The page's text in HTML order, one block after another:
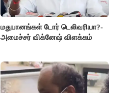
மதுபானங்கள் டோர் டெலிவரியா?-
அமைச்சர் விக்னேஷ் விளக்கம்